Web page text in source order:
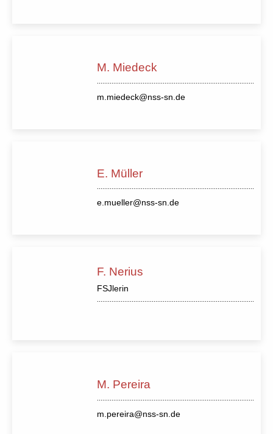
M. Miedeck
m.miedeck@nss-sn.de
E. Müller
e.mueller@nss-sn.de
F. Nerius
FSJlerin
M. Pereira
m.pereira@nss-sn.de